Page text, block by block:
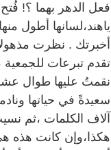
فعل الدهر بهما ؟!
ياهند،لسانها أطول
أخبرتك . نظرت
تقدم تبرعات
نقمتُ عليها طوال
سعيدةً في حياتها
آلاف الكلمات ،ثم
هكذا،وإن كانت هذه